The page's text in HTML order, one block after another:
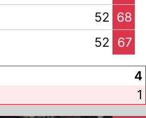
52 68
52 67
4
1